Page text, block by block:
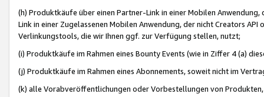
(h) Produktkäufe über einen Partner-Link in einer Mobilen
Link in einer Zugelassenen Mobilen Anwendung, der nicht Creators
Verlinkungstools, die wir Ihnen ggf. zur Verfügung stellen, nutzt;
(i) Produktkäufe im Rahmen eines Bounty Events (wie in Ziffer 4 (a)
(j) Produktkäufe im Rahmen eines Abonnements, soweit nicht im
(k) alle Vorabveröffentlichungen oder Vorbestellungen von